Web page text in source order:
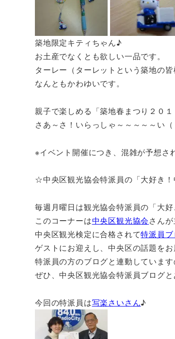
築地限定キティちゃん♪
お土産でなくとも欲しい一品です。
ターレー（ターレットという築地の
なんともかわゆいです。
親子で楽しめる「築地春まつり２０１
さあ～さ！いらっしゃ～～～～～い（
※イベント開催につき、混雑が予想さ
☆中央区観光協会特派員の「大好き
毎週月曜日は観光協会特派員の「大好
このコーナーは中央区観光協会さん
中央区観光検定に合格されて特派員
ゲストにお迎えし、中央区の話題をお
特派員の方のブログと連動しています
ぜひ、中央区観光協会特派員ブログと
今回の特派員は写楽さいさん♪